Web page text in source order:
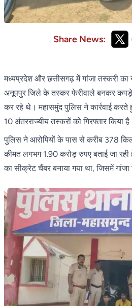
Share News:
मध्यप्रदेश और छत्तीसगढ़ में गांजा तस्करी का
अनूपपुर जिले के तस्कर फेरीवाले बनकर
कर रहे थे। महासमुंद पुलिस ने कार्रवाई
10 अंतरराज्यीय तस्करों को गिरफ्तार किया
पुलिस ने आरोपियों के पास से करीब 378
कीमत लगभग 1.90 करोड़ रुपए बताई जा रही
का सीक्रेट चैंबर बनाया गया था, जिसमें गांजा